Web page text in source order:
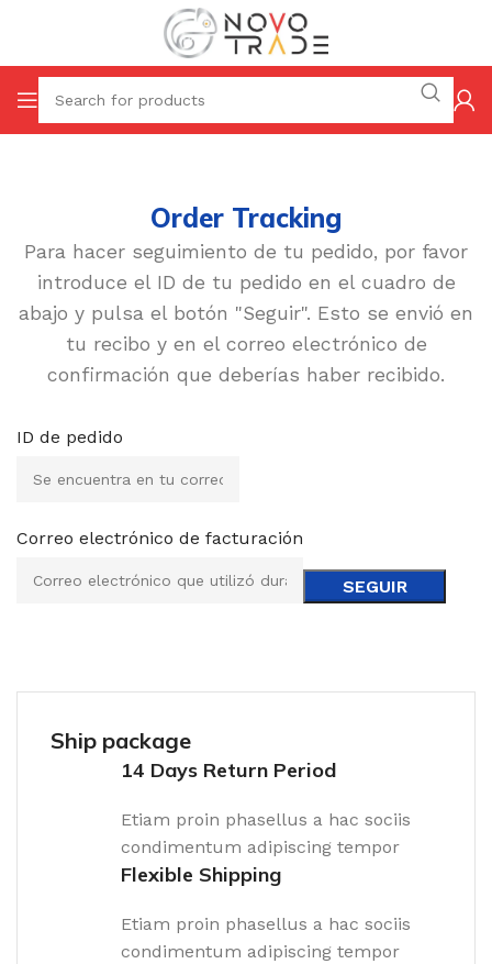
Order Tracking
Para hacer seguimiento de tu pedido, por favor
introduce el ID de tu pedido en el cuadro de
abajo y pulsa el botón "Seguir". Esto se envió en
tu recibo y en el correo electrónico de
confirmación que deberías haber recibido.
ID de pedido
Correo electrónico de facturación
SEGUIR
Ship package
14 Days Return Period
Etiam proin phasellus a hac sociis
condimentum adipiscing tempor
Flexible Shipping
Etiam proin phasellus a hac sociis
condimentum adipiscing tempor